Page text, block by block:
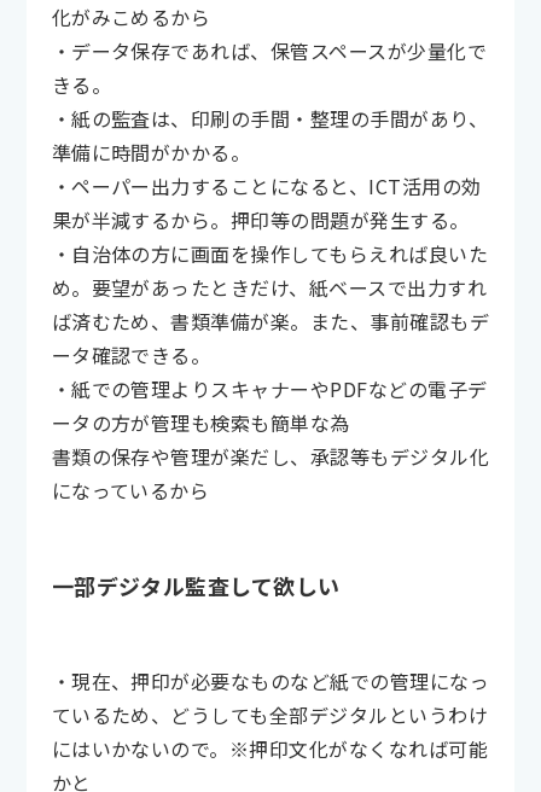
化がみこめるから
・データ保存であれば、保管スペースが少量化で
きる。
・紙の監査は、印刷の手間・整理の手間があり、
準備に時間がかかる。
・ペーパー出力することになると、ICT活用の効
果が半減するから。押印等の問題が発生する。
・自治体の方に画面を操作してもらえれば良いた
め。要望があったときだけ、紙ベースで出力すれ
ば済むため、書類準備が楽。また、事前確認もデ
ータ確認できる。
・紙での管理よりスキャナーやPDFなどの電子デ
ータの方が管理も検索も簡単な為
書類の保存や管理が楽だし、承認等もデジタル化
になっているから
一部デジタル監査して欲しい
・現在、押印が必要なものなど紙での管理になっ
ているため、どうしても全部デジタルというわけ
にはいかないので。※押印文化がなくなれば可能
かと